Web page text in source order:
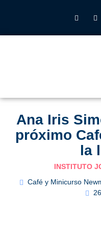
Ana Iris
próximo
la
INSTITUTO
Café y Minicurso